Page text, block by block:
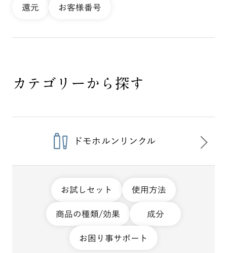
還元 お客様番号
カテゴリーから探す
ドモホルンリンクル
お試しセット 使用方法
商品の種類/効果 成分
お困り事サポート